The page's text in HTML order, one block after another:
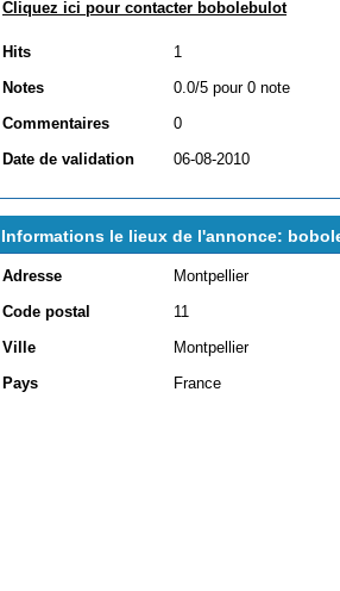
Cliquez ici pour contacter bobolebulot
Hits
1
Notes
0.0/5 pour 0 note
Commentaires
0
Date de validation
06-08-2010
Informations le lieux de l'annonce:
Adresse
Montpellier
Code postal
11
Ville
Montpellier
Pays
France